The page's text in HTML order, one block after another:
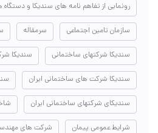
رونمایی از تفاهم نامه های سندیکا و دستگاه
سازمان تامین اجتماعی سرمقاله
سندیکا شرکتهای ساختمانی سندیکا
سندیکا شرکت های ساختمانی ایران
سندیکای شرکتهای ساختمانی ایران
شرایط عمومی پیمان شرکت های